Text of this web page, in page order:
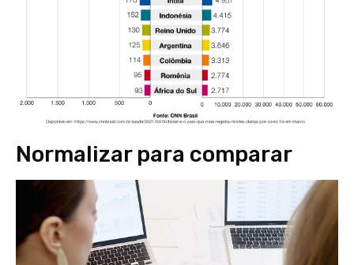
Normalizar para comparar